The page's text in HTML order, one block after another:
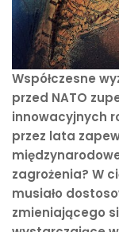
Współczesne
przed NATO
innowacyjnych
przez lata
zagrożenia? W
musiało
zmieniającego